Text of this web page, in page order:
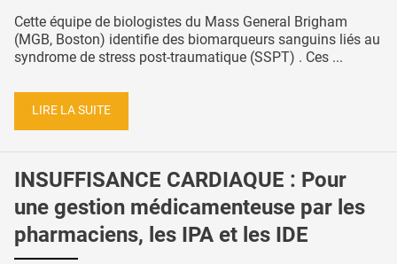
Cette équipe de biologistes du Mass General Brigham
(MGB, Boston) identifie des biomarqueurs sanguins liés au
syndrome de stress post-traumatique (SSPT) . Ces ...
LIRE LA SUITE
INSUFFISANCE CARDIAQUE : Pour
une gestion médicamenteuse par les
pharmaciens, les IPA et les IDE